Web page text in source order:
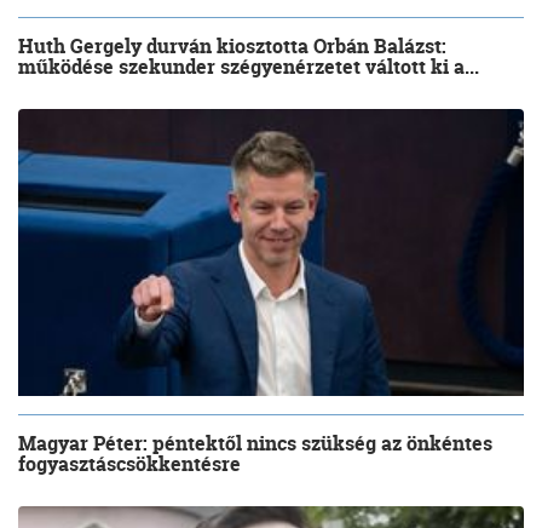
Huth Gergely durván kiosztotta Orbán Balázst:
működése szekunder szégyenérzetet váltott ki a...
Magyar Péter: péntektől nincs szükség az önkéntes
fogyasztáscsökkentésre